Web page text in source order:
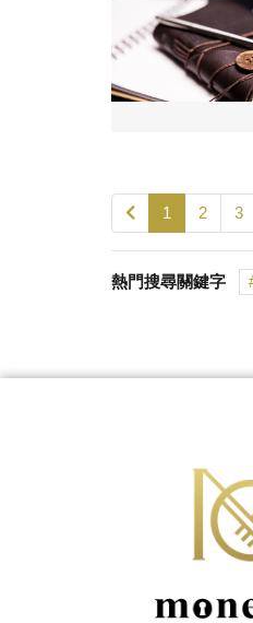
1 2 3
熱門搜尋關鍵字